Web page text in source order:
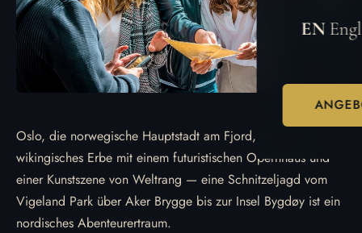
EN
Oslo, die norwegische Hauptstadt am Fjord, verbindet
wikingisches Erbe mit einem futuristischen Opernhaus und
einer Kunstszene von Weltrang — eine Schnitzeljagd vom
Vigeland Park über Aker Brygge bis zur Insel Bygdøy ist ein
nordisches Abenteurertraum.